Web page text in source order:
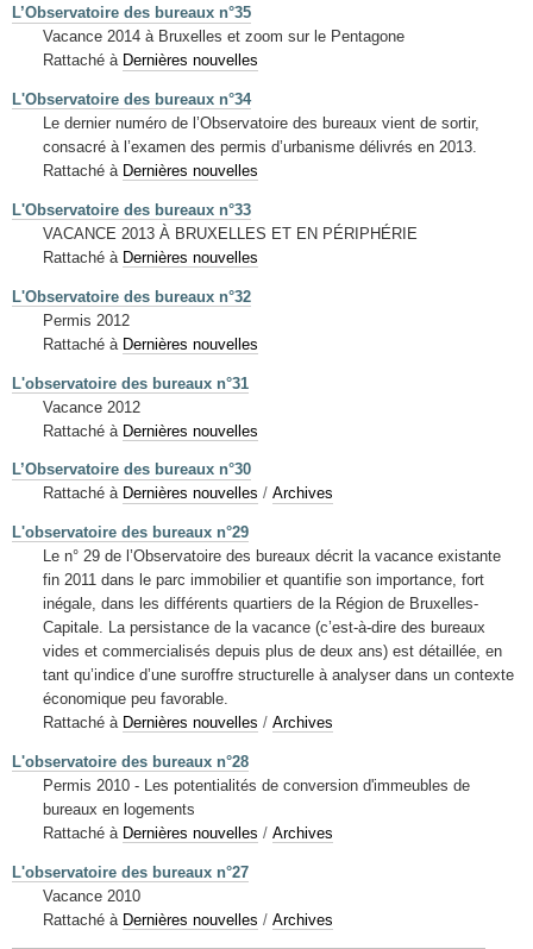
L’Observatoire des bureaux n°35
Vacance 2014 à Bruxelles et zoom sur le Pentagone
Rattaché à Dernières nouvelles
L'Observatoire des bureaux n°34
Le dernier numéro de l’Observatoire des bureaux vient de sortir,
consacré à l’examen des permis d’urbanisme délivrés en 2013.
Rattaché à Dernières nouvelles
L'Observatoire des bureaux n°33
VACANCE 2013 À BRUXELLES ET EN PÉRIPHÉRIE
Rattaché à Dernières nouvelles
L'Observatoire des bureaux n°32
Permis 2012
Rattaché à Dernières nouvelles
L'observatoire des bureaux n°31
Vacance 2012
Rattaché à Dernières nouvelles
L’Observatoire des bureaux n°30
Rattaché à Dernières nouvelles / Archives
L'observatoire des bureaux n°29
Le n° 29 de l’Observatoire des bureaux décrit la vacance existante
fin 2011 dans le parc immobilier et quantifie son importance, fort
inégale, dans les différents quartiers de la Région de Bruxelles-
Capitale. La persistance de la vacance (c’est-à-dire des bureaux
vides et commercialisés depuis plus de deux ans) est détaillée, en
tant qu’indice d’une suroffre structurelle à analyser dans un contexte
économique peu favorable.
Rattaché à Dernières nouvelles / Archives
L'observatoire des bureaux n°28
Permis 2010 - Les potentialités de conversion d'immeubles de
bureaux en logements
Rattaché à Dernières nouvelles / Archives
L'observatoire des bureaux n°27
Vacance 2010
Rattaché à Dernières nouvelles / Archives